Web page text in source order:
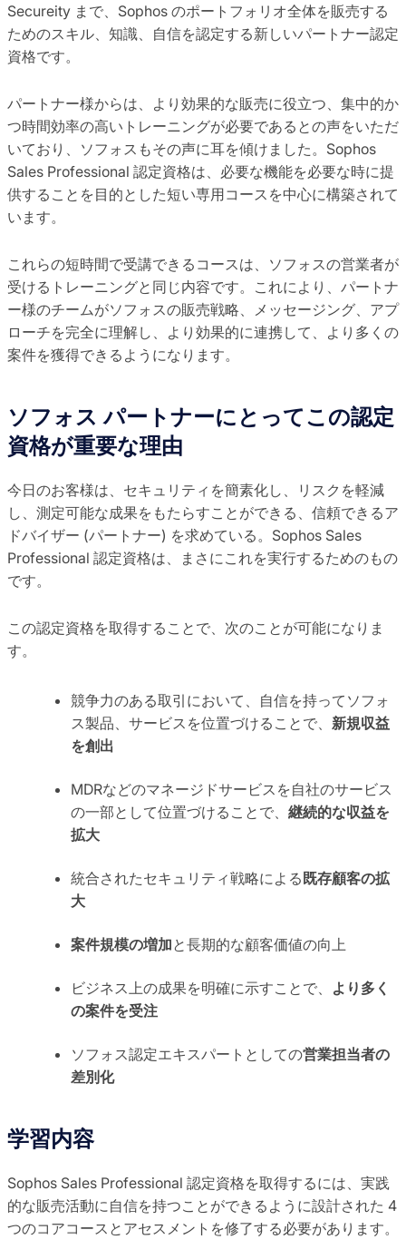
Secureity まで、Sophos のポートフォリオ全体を販売する
ためのスキル、知識、自信を認定する新しいパートナー認定
資格です。
パートナー様からは、より効果的な販売に役立つ、集中的か
つ時間効率の高いトレーニングが必要であるとの声をいただ
いており、ソフォスもその声に耳を傾けました。Sophos
Sales Professional 認定資格は、必要な機能を必要な時に提
供することを目的とした短い専用コースを中心に構築されて
います。
これらの短時間で受講できるコースは、ソフォスの営業者が
受けるトレーニングと同じ内容です。これにより、パートナ
ー様のチームがソフォスの販売戦略、メッセージング、アプ
ローチを完全に理解し、より効果的に連携して、より多くの
案件を獲得できるようになります。
ソフォス パートナーにとってこの認定
資格が重要な理由
今日のお客様は、セキュリティを簡素化し、リスクを軽減
し、測定可能な成果をもたらすことができる、信頼できるア
ドバイザー (パートナー) を求めている。Sophos Sales
Professional 認定資格は、まさにこれを実行するためのもの
です。
この認定資格を取得することで、次のことが可能になりま
す。
競争力のある取引において、自信を持ってソフォ
ス製品、サービスを位置づけることで、 新規収益
を創出
MDRなどのマネージドサービスを自社のサービス
の一部として位置づけることで、 継続的な収益を
拡大
統合されたセキュリティ戦略による既存顧客の拡
大
案件規模の増加と長期的な顧客価値の向上
ビジネス上の成果を明確に示すことで、 より多く
の案件を受注
ソフォス認定エキスパートとしての営業担当者の
差別化
学習内容
Sophos Sales Professional 認定資格を取得するには、実践
的な販売活動に自信を持つことができるように設計された 4
つのコアコースとアセスメントを修了する必要があります。